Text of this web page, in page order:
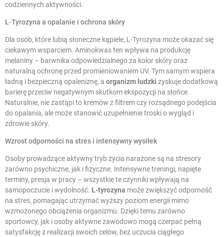
codziennych aktywności.
L-Tyrozyna a opalanie i ochrona skóry
Dla osób, które lubią słoneczne kąpiele, L-Tyrozyna może okazać się
ciekawym wsparciem. Aminokwas ten wpływa na produkcję
melaniny – barwnika odpowiedzialnego za kolor skóry oraz
naturalną ochronę przed promieniowaniem UV. Tym samym wspiera
ładną i bezpieczną opaleniznę, a organizm ludzki zyskuje dodatkową
barierę przeciw negatywnym skutkom ekspozycji na słońce.
Naturalnie, nie zastąpi to kremów z filtrem czy rozsądnego podejścia
do opalania, ale może stanowić uzupełnienie troski o wygląd i
zdrowie skóry.
Wzrost odporności na stres i intensywny wysiłek
Osoby prowadzące aktywny tryb życia narażone są na stresory
zarówno psychiczne, jak i fizyczne. Intensywne treningi, napięte
terminy, presja w pracy – wszystkie te czynniki wpływają na
samopoczucie i wydolność. L-tyrozyna może zwiększyć odporność
na stres, pomagając utrzymać wyższy poziom energii mimo
wzmożonego obciążenia organizmu. Dzięki temu zarówno
sportowcy, jak i osoby aktywne zawodowo mogą czerpać pełną
satysfakcję z realizacji swoich celów, bez uczucia ciągłego